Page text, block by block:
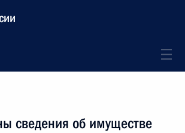
сведения об имуществе